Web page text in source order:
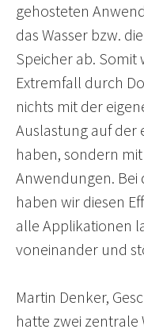
gehosteten
das Wasser bzw.
Speicher ab. Somit
Extremfall durch
nichts mit der
Auslastung auf der
haben, sondern
Anwendungen.
haben wir diesen
alle Applikationen
voneinander und
Martin Denker,
hatte zwei zentrale